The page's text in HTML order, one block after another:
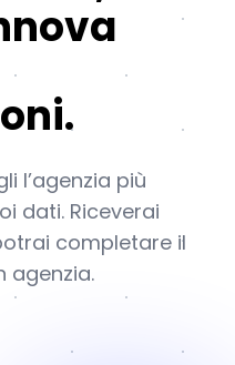
l’agenzia più
dati. Riceverai
completare il
agenzia.